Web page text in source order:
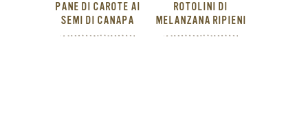
PANE DI CAROTE AI
SEMI DI CANAPA
ROTOLINI DI
MELANZANA RIPIENI